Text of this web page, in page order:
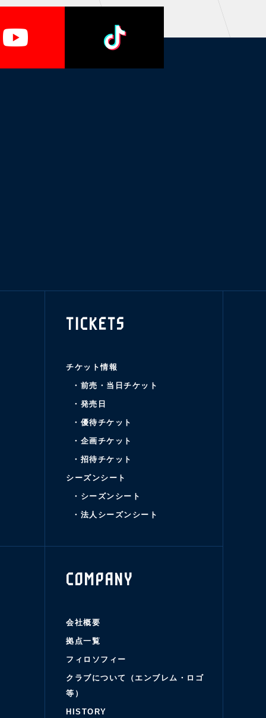
TICKETS
チケット情報
・前売・当日チケット
・発売日
・優待チケット
・企画チケット
・招待チケット
シーズンシート
・シーズンシート
・法人シーズンシート
COMPANY
会社概要
拠点一覧
フィロソフィー
クラブについて（エンブレム・ロゴ
等）
HISTORY